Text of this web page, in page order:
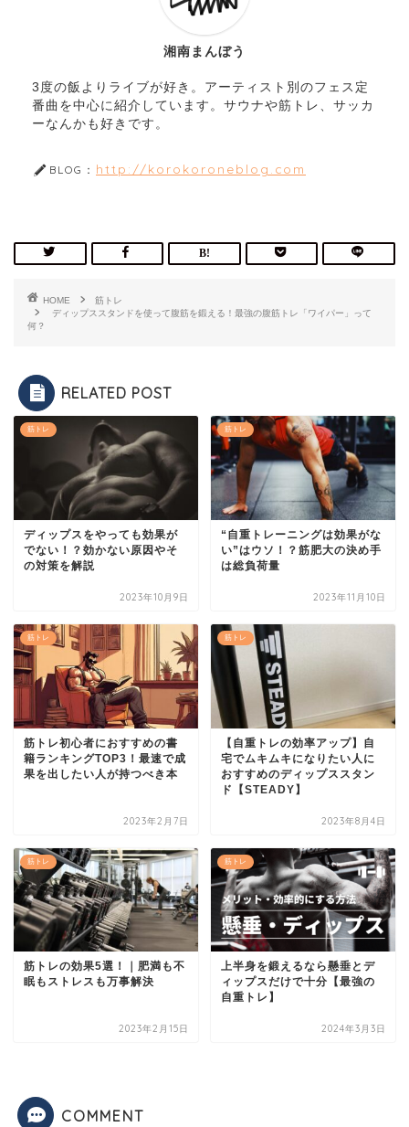
湘南まんぼう
3度の飯よりライブが好き。アーティスト別のフェス定
番曲を中心に紹介しています。サウナや筋トレ、サッカ
ーなんかも好きです。
BLOG： http://korokoroneblog.com
HOME
筋トレ
ディップススタンドを使って腹筋を鍛える！最強の腹筋トレ「ワイパー」って
何？
RELATED POST
筋トレ
ディップスをやっても効果が
でない！？効かない原因やそ
の対策を解説
2023年10月9日
筋トレ
“自重トレーニングは効果がな
い”はウソ！？筋肥大の決め手
は総負荷量
2023年11月10日
筋トレ
筋トレ初心者におすすめの書
籍ランキングTOP3！最速で成
果を出したい人が持つべき本
2023年2月7日
筋トレ
【自重トレの効率アップ】自
宅でムキムキになりたい人に
おすすめのディップススタン
ド【STEADY】
2023年8月4日
筋トレ
筋トレの効果5選！｜肥満も不
眠もストレスも万事解決
2023年2月15日
筋トレ
上半身を鍛えるなら懸垂とデ
ィップスだけで十分【最強の
自重トレ】
2024年3月3日
COMMENT